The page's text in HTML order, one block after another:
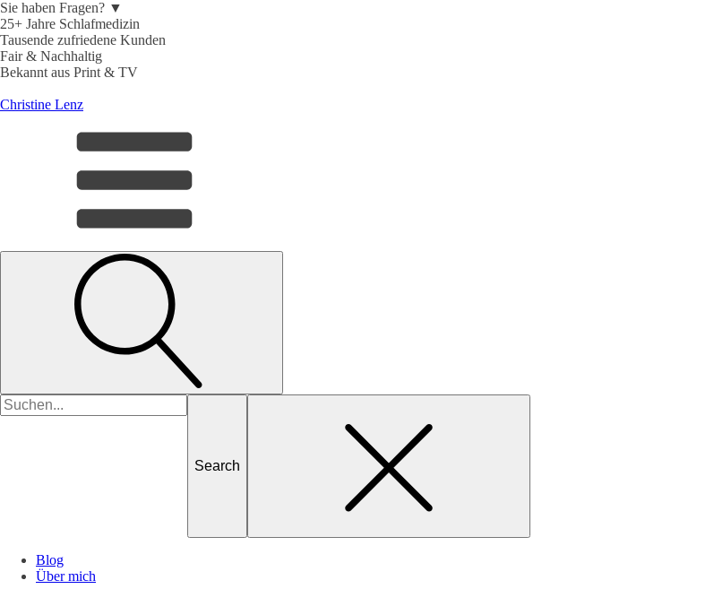
Sie haben Fragen? ▼
25+ Jahre Schlafmedizin
Tausende zufriedene Kunden
Fair & Nachhaltig
Bekannt aus Print & TV
Christine Lenz
Search
for
Blog
Über mich